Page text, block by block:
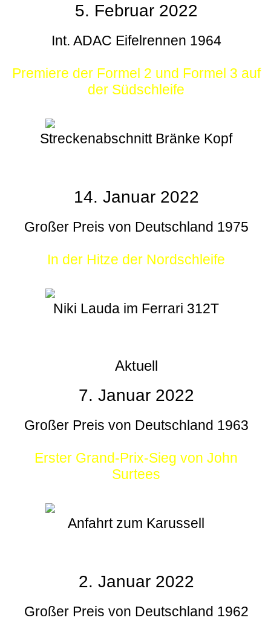
5. Februar 2022
Int. ADAC Eifelrennen 1964
Premiere der Formel 2 und Formel 3 auf
der Südschleife
Streckenabschnitt Bränke Kopf
14. Januar 2022
Großer Preis von Deutschland 1975
In der Hitze der Nordschleife
Niki Lauda im Ferrari 312T
Aktuell
7. Januar 2022
Großer Preis von Deutschland 1963
Erster Grand-Prix-Sieg von John
Surtees
Anfahrt zum Karussell
2. Januar 2022
Großer Preis von Deutschland 1962